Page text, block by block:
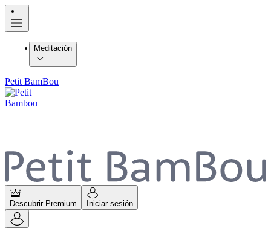
Meditación
Petit BamBou
Descubrir Premium Iniciar sesión